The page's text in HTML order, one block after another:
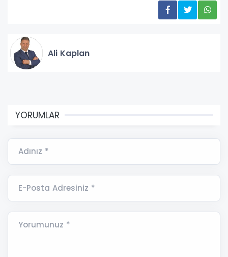
Ali Kaplan
YORUMLAR
Adınız *
E-Posta Adresiniz *
Yorumunuz *